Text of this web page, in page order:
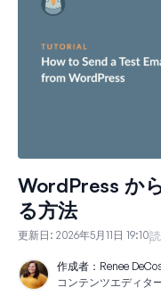
WordPress か
る方法
更新日: 2026年5月11日 19:10
作成者： Renee
コンテンツエディタ